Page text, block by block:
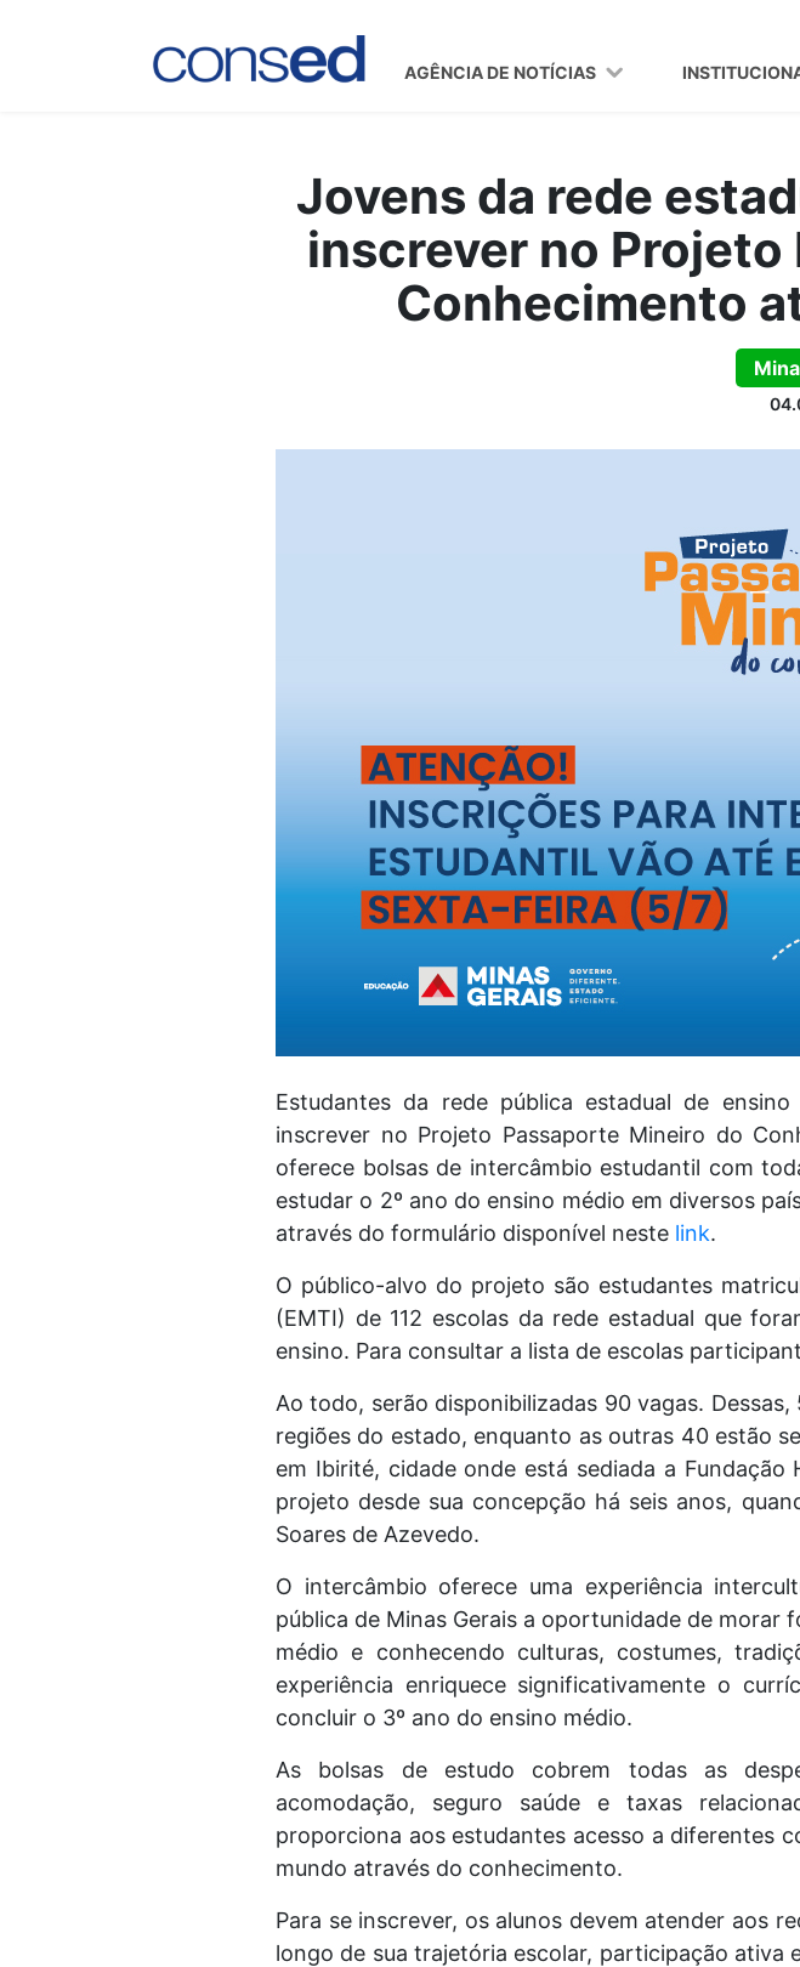
AGÊNCIA DE NOTÍCIAS
Jovens da rede
inscrever no
Conhecimento
Estudantes da rede pública estadual de
inscrever no Projeto Passaporte Mineiro do
oferece bolsas de intercâmbio estudantil com
estudar o 2º ano do ensino médio em diversos
através do formulário disponível neste link.
O público-alvo do projeto são estudantes
(EMTI) de 112 escolas da rede estadual que
ensino. Para consultar a lista de escolas
Ao todo, serão disponibilizadas 90 vagas.
regiões do estado, enquanto as outras 40 estão
em Ibirité, cidade onde está sediada a
projeto desde sua concepção há seis anos,
Soares de Azevedo.
O intercâmbio oferece uma experiência
pública de Minas Gerais a oportunidade de morar
médio e conhecendo culturas, costumes,
experiência enriquece significativamente o
concluir o 3º ano do ensino médio.
As bolsas de estudo cobrem todas as
acomodação, seguro saúde e taxas
proporciona aos estudantes acesso a diferentes
mundo através do conhecimento.
Para se inscrever, os alunos devem atender aos
longo de sua trajetória escolar, participação ativa